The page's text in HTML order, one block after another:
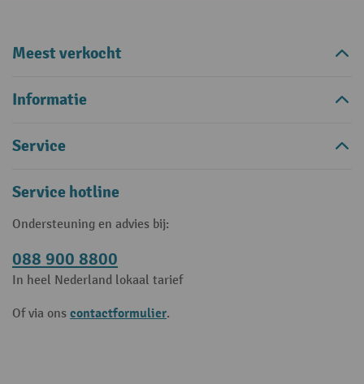
Meest verkocht
Informatie
Service
Service hotline
Ondersteuning en advies bij:
088 900 8800
In heel Nederland lokaal tarief
Of via ons contactformulier.